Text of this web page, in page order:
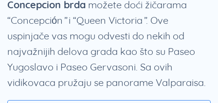
Concepcion brda možete doći žičarama
“Concepción” i “Queen Victoria”. Ove
uspinjače vas mogu odvesti do nekih od
najvažnijih delova grada kao što su Paseo
Yugoslavo i Paseo Gervasoni. Sa ovih
vidikovaca pružaju se panorame Valparaisa.